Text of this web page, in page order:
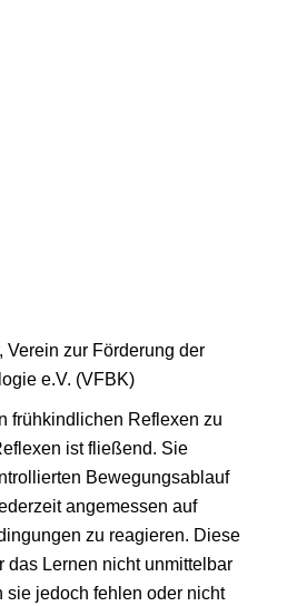
frühkindlichen Reflexen zu
ist fließend. Sie
Bewegungsablauf
angemessen auf
zu reagieren. Diese
das Lernen nicht unmittelbar
sie jedoch fehlen oder nicht
Verein zur Förderung der
e.V. (VFBK)